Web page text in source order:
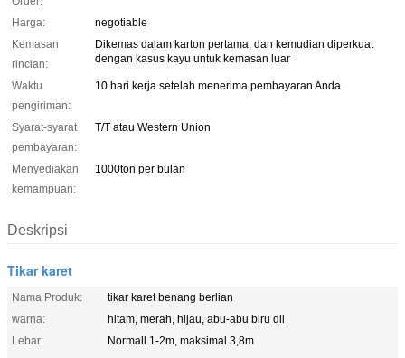
Harga:
negotiable
Kemasan
rincian:
Dikemas dalam karton pertama, dan kemudian diperkuat
dengan kasus kayu untuk kemasan luar
Waktu
pengiriman:
10 hari kerja setelah menerima pembayaran Anda
Syarat-syarat
pembayaran:
T/T atau Western Union
Menyediakan
kemampuan:
1000ton per bulan
Deskripsi
Tikar karet
Nama Produk:
tikar karet benang berlian
warna:
hitam, merah, hijau, abu-abu biru dll
Lebar:
Normall 1-2m, maksimal 3,8m